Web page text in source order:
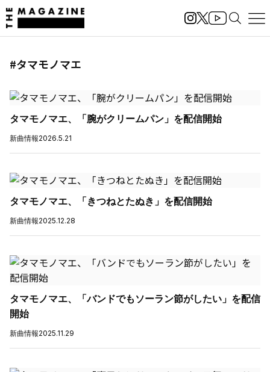
#タマモノマエ
タマモノマエ、「腕がクリームパン」を配信開始
新曲情報2026.5.21
タマモノマエ、「きつねとたぬき」を配信開始
新曲情報2025.12.28
タマモノマエ、「バンドでもソーラン節がしたい」を配信
開始
新曲情報2025.11.29